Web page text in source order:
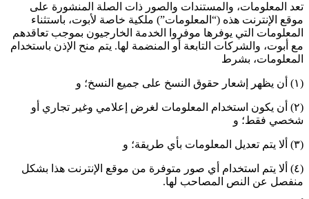
تعد المعلومات، والمستندات والصور ذات الصلة المنشورة على
موقع الإنترنت هذه (“المعلومات”) ملكية خاصة لأبوت، باستثناء
المعلومات التي يوفرها موفروا الخدمة الخارجيون بموجب تعاقدهم
مع أبوت، والشركات التابعة أو المنضمة لها. يتم منح الإذن باستخدام
المعلومات، بشرط
(١) أن يظهر إشعار حقوق النسخ على جميع النسخ؛ و
(٢) أن يكون استخدام المعلومات لغرض إعلامي وغير تجاري أو
شخصي فقط؛ و
(٣) ألا يتم تعديل المعلومات بأي طريقة؛ و
(٤) ألا يتم استخدام أي صور متوفرة من موقع الإنترنت هذا بشكل
منفصل عن النص المصاحب لها.